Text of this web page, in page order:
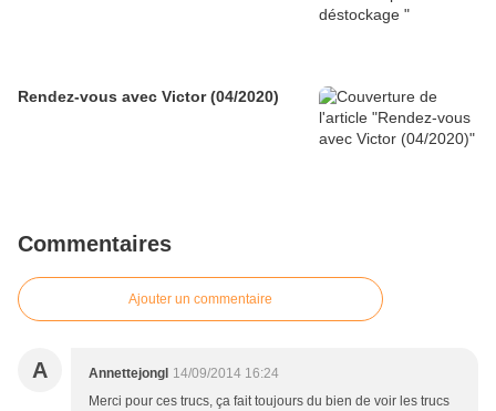
Rendez-vous avec Victor (04/2020)
Commentaires
Ajouter un commentaire
A Annettejongl 14/09/2014 16:24
Merci pour ces trucs, ça fait toujours du bien de voir les trucs